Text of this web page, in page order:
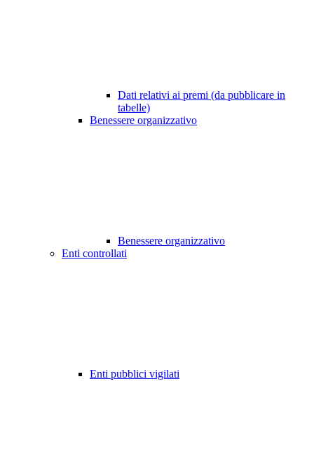
Dati relativi ai premi (da pubblicare in
tabelle)
Benessere organizzativo
Benessere organizzativo
Enti controllati
Enti pubblici vigilati